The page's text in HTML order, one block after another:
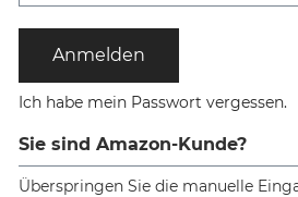
Anmelden
Ich habe mein Passwort vergessen.
Sie sind Amazon-Kunde?
Überspringen Sie die manuelle